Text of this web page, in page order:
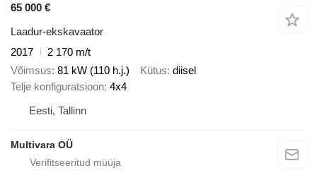
65 000 €
Laadur-ekskavaator
2017
2 170 m/t
Võimsus 81 kW (110 h.j.) Kütus diisel
Telje konfiguratsioon 4x4
Eesti, Tallinn
Multivara OÜ